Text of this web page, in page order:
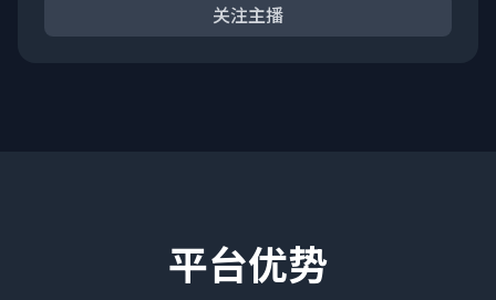
关注主播
平台优势